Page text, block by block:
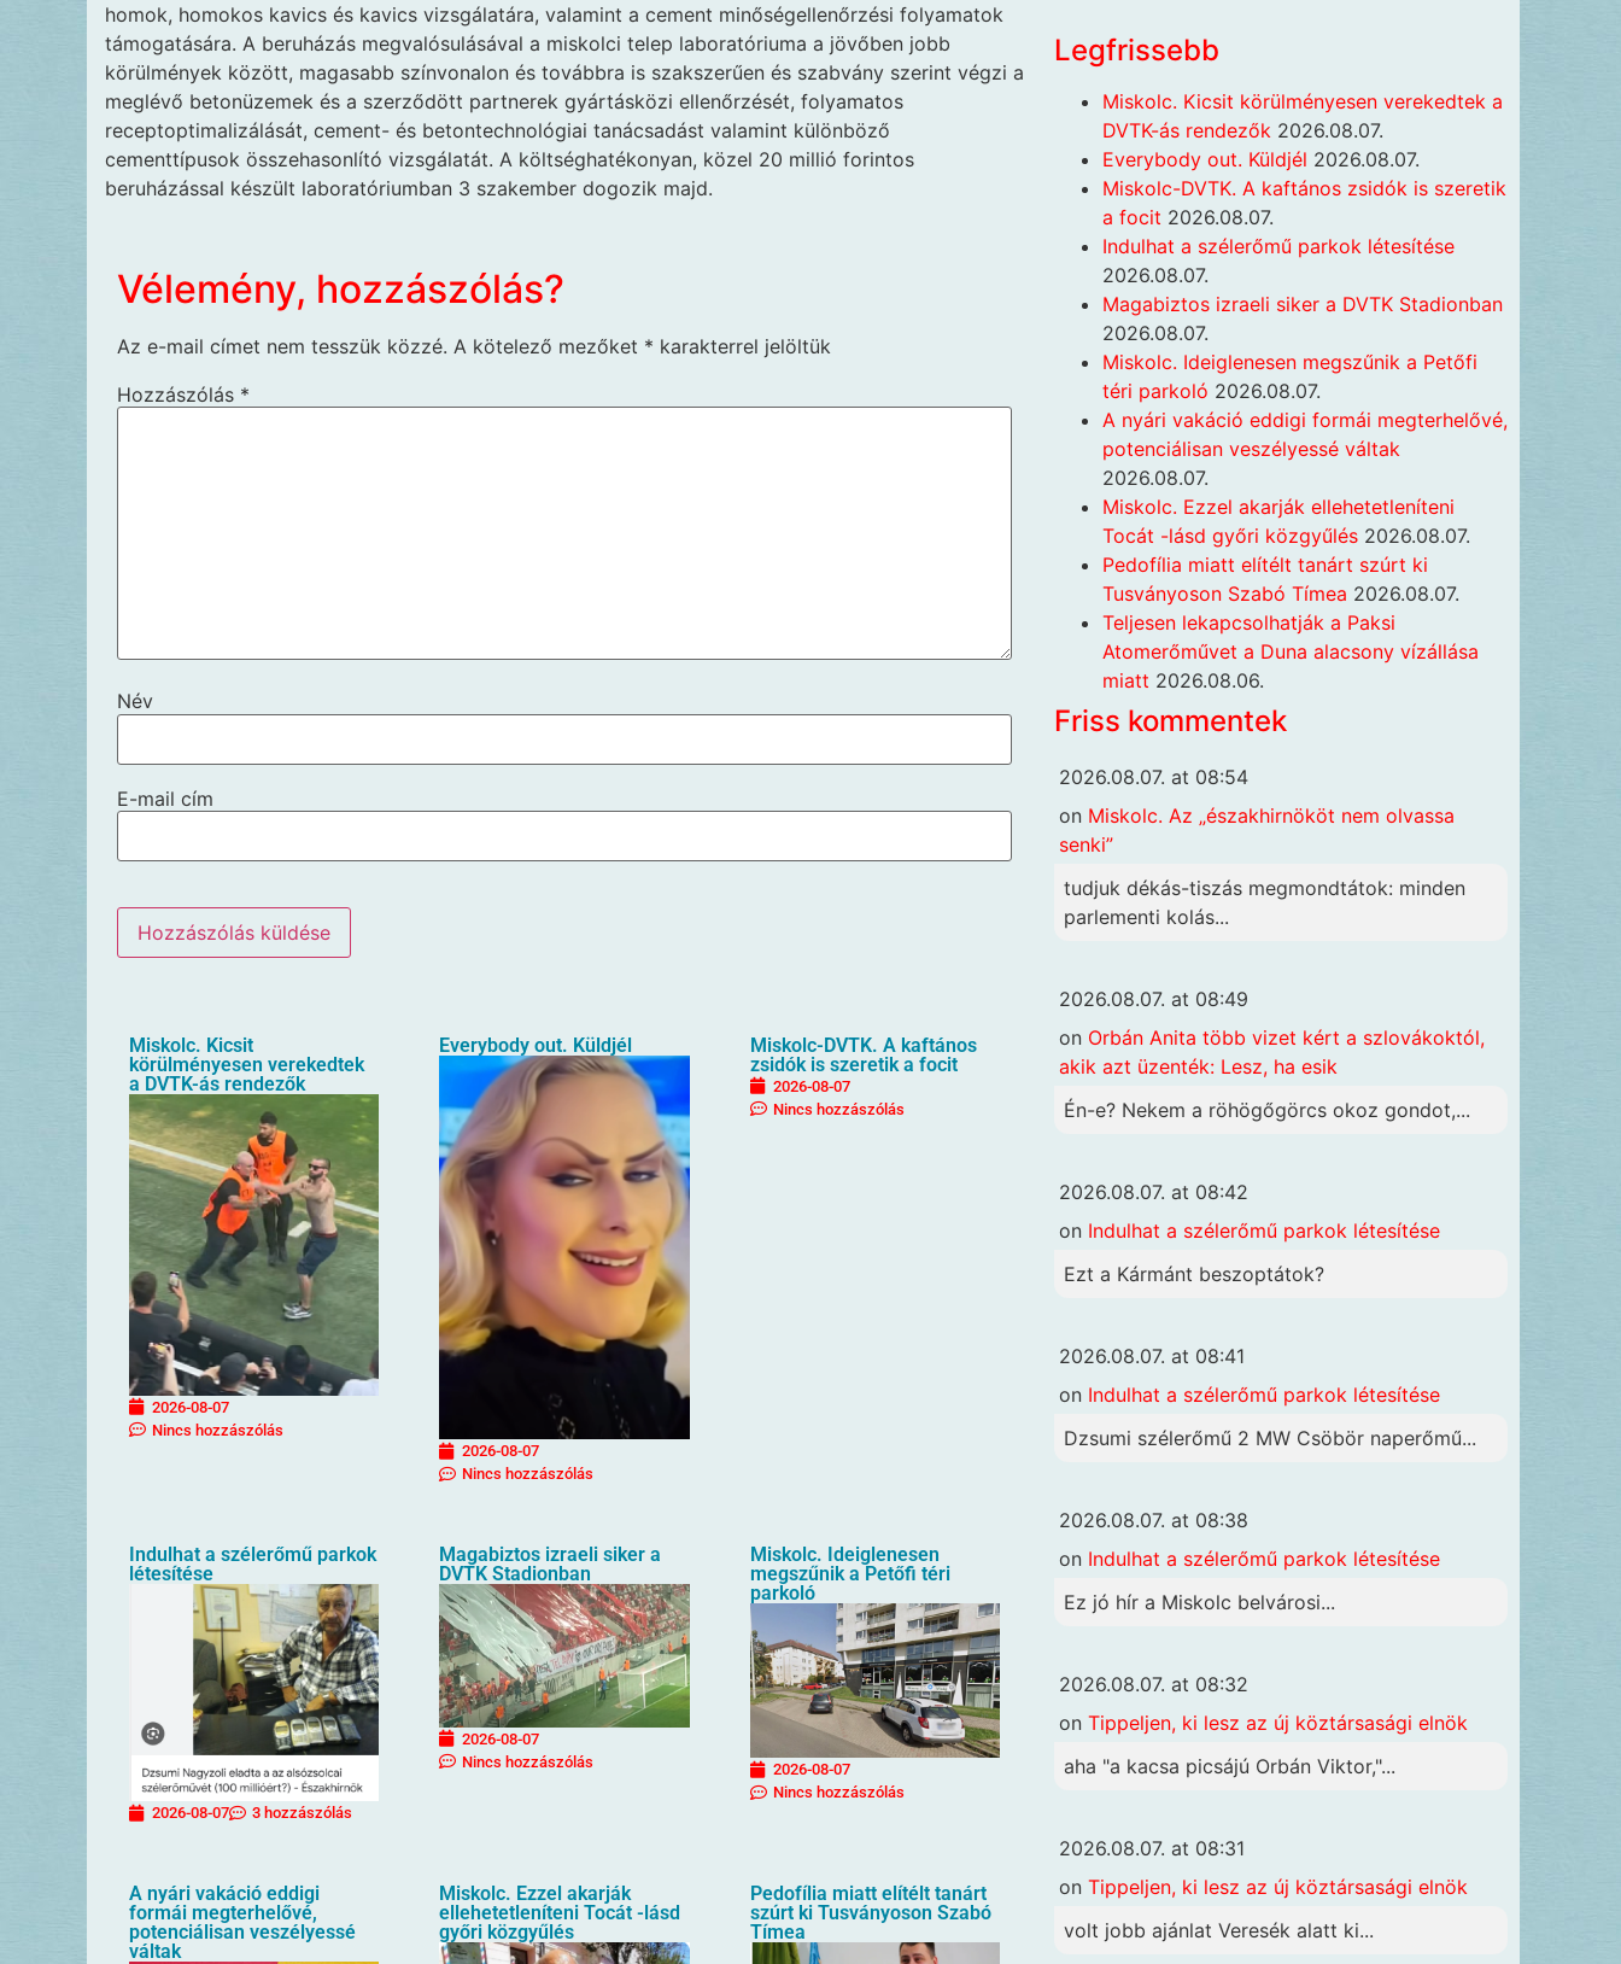
homok, homokos kavics és kavics vizsgálatára, valamint a cement minőségellenőrzési folyamatok
támogatására. A beruházás megvalósulásával a miskolci telep laboratóriuma a jövőben jobb
körülmények között, magasabb színvonalon és továbbra is szakszerűen és szabvány szerint végzi a
meglévő betonüzemek és a szerződött partnerek gyártásközi ellenőrzését, folyamatos
receptoptimalizálását, cement- és betontechnológiai tanácsadást valamint különböző
cementtípusok összehasonlító vizsgálatát. A költséghatékonyan, közel 20 millió forintos
beruházással készült laboratóriumban 3 szakember dogozik majd.
Vélemény, hozzászólás?
Az e-mail címet nem tesszük közzé. A kötelező mezőket * karakterrel jelöltük
Hozzászólás *
Név
E-mail cím
Miskolc. Kicsit
körülményesen verekedtek
a DVTK-ás rendezők
2026-08-07
Nincs hozzászólás
Everybody out. Küldjél
2026-08-07
Nincs hozzászólás
Miskolc-DVTK. A kaftános
zsidók is szeretik a focit
2026-08-07
Nincs hozzászólás
Indulhat a szélerőmű parkok
létesítése
2026-08-07 3 hozzászólás
Magabiztos izraeli siker a
DVTK Stadionban
2026-08-07
Nincs hozzászólás
Miskolc. Ideiglenesen
megszűnik a Petőfi téri
parkoló
2026-08-07
Nincs hozzászólás
A nyári vakáció eddigi
formái megterhelővé,
potenciálisan veszélyessé
váltak
Miskolc. Ezzel akarják
ellehetetleníteni Tocát -lásd
győri közgyűlés
Pedofília miatt elítélt tanárt
szúrt ki Tusványoson Szabó
Tímea
Legfrissebb
Miskolc. Kicsit körülményesen verekedtek a
DVTK-ás rendezők 2026.08.07.
Everybody out. Küldjél 2026.08.07.
Miskolc-DVTK. A kaftános zsidók is szeretik
a focit 2026.08.07.
Indulhat a szélerőmű parkok létesítése
2026.08.07.
Magabiztos izraeli siker a DVTK Stadionban
2026.08.07.
Miskolc. Ideiglenesen megszűnik a Petőfi
téri parkoló 2026.08.07.
A nyári vakáció eddigi formái megterhelővé,
potenciálisan veszélyessé váltak
2026.08.07.
Miskolc. Ezzel akarják ellehetetleníteni
Tocát -lásd győri közgyűlés 2026.08.07.
Pedofília miatt elítélt tanárt szúrt ki
Tusványoson Szabó Tímea 2026.08.07.
Teljesen lekapcsolhatják a Paksi
Atomerőművet a Duna alacsony vízállása
miatt 2026.08.06.
Friss kommentek
2026.08.07. at 08:54
on Miskolc. Az „északhirnököt nem olvassa
senki”
tudjuk dékás-tiszás megmondtátok: minden
parlementi kolás...
2026.08.07. at 08:49
on Orbán Anita több vizet kért a szlovákoktól,
akik azt üzenték: Lesz, ha esik
Én-e? Nekem a röhögőgörcs okoz gondot,...
2026.08.07. at 08:42
on Indulhat a szélerőmű parkok létesítése
Ezt a Kármánt beszoptátok?
2026.08.07. at 08:41
on Indulhat a szélerőmű parkok létesítése
Dzsumi szélerőmű 2 MW Csöbör naperőmű...
2026.08.07. at 08:38
on Indulhat a szélerőmű parkok létesítése
Ez jó hír a Miskolc belvárosi...
2026.08.07. at 08:32
on Tippeljen, ki lesz az új köztársasági elnök
aha "a kacsa picsájú Orbán Viktor,"...
2026.08.07. at 08:31
on Tippeljen, ki lesz az új köztársasági elnök
volt jobb ajánlat Veresék alatt ki...